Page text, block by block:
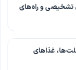
تشخیصی و راه‌های
غذاهای